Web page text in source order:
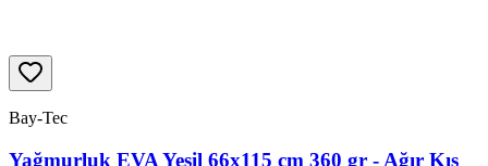
Bay-Tec
Yağmurluk EVA Yeşil 66x115 cm 360 gr - Ağır Kış